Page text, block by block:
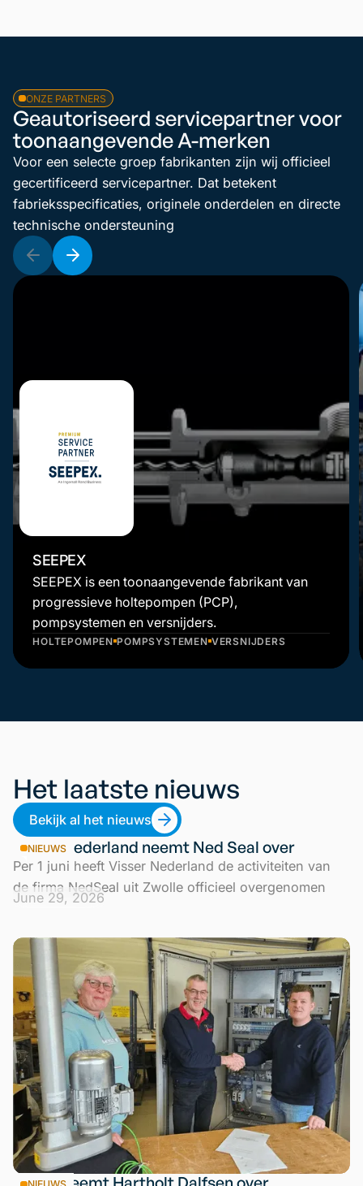
ONZE PARTNERS
Geautoriseerd servicepartner voor
toonaangevende A-merken
Voor een selecte groep fabrikanten zijn wij officieel
gecertificeerd servicepartner. Dat betekent
fabrieksspecificaties, originele onderdelen en directe
technische ondersteuning
SEEPEX
SEEPEX is een toonaangevende fabrikant van
progressieve holtepompen (PCP),
pompsystemen en versnijders.
HOLTEPOMPEN POMPSYSTEMEN VERSNIJDERS
Het laatste nieuws
Bekijk al het nieuws
NIEUWS
Visser Nederland neemt Ned Seal over
Per 1 juni heeft Visser Nederland de activiteiten van
de firma NedSeal uit Zwolle officieel overgenomen
June 29, 2026